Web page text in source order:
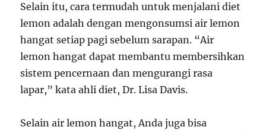
Selain itu, cara termudah untuk menjalani diet
lemon adalah dengan mengonsumsi air lemon
hangat setiap pagi sebelum sarapan. “Air
lemon hangat dapat membantu membersihkan
sistem pencernaan dan mengurangi rasa
lapar,” kata ahli diet, Dr. Lisa Davis.
Selain air lemon hangat, Anda juga bisa